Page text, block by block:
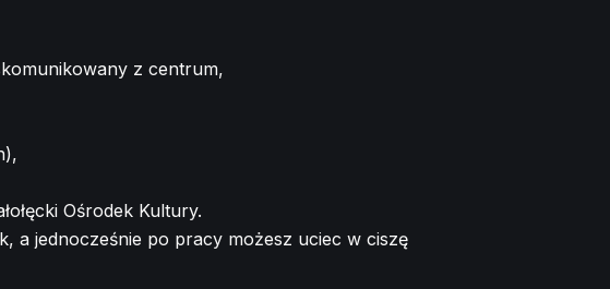
z centrum,
Ośrodek Kultury.
a jednocześnie po pracy możesz uciec w ciszę